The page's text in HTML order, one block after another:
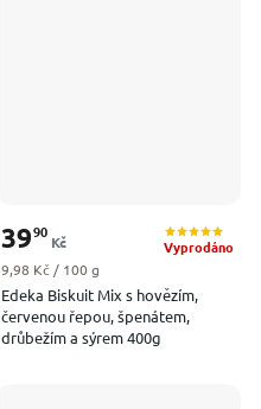
Edeka Biskuit Mix s hovězím,
červenou řepou, špenátem,
drůbežím a sýrem 400g
Vyprodáno
3990
Kč
Měrná cena:
9,98 Kč / 100 g